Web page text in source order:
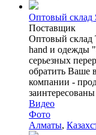
Оптовый склад
Поставщик
Оптовый склад
hand и одежды
серьезных
обратить Ваше
компании -
Видео
Фото
Алматы,